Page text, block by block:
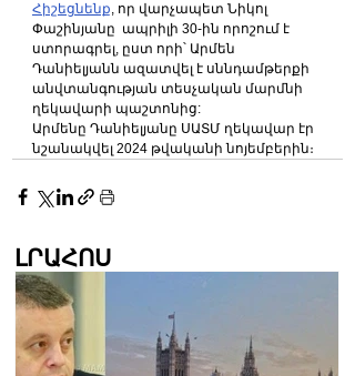
Հիշեցնենք, որ վարչապետ Նիկոլ
Փաշինյանը  ապրիլի 30-ին որոշում է
ստորագրել, ըստ որի՝ Արմեն
Դանիելյանն ազատվել է սննդամթերքի
անվտանգության տեսչական մարմնի
ղեկավարի պաշտոնից:
Արմենը Դանիելյանը ՍԱՏՄ ղեկավար էր
նշանակվել 2024 թվականի նոյեմբերին։
ԼՐԱՀՈՍ